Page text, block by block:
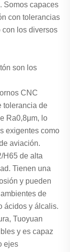
Somos capaces
con tolerancias
con los diversos
son los
CNC
tolerancia de
Ra0,8μm, lo
exigentes como
aviación.
H65 de alta
Tienen una
y pueden
de
ácidos y álcalis.
Tuoyuan
y es capaz
ejes